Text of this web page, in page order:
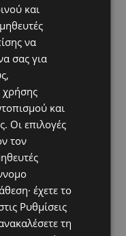
και
να
σας για
χρήσης
και
Οι επιλογές
τον
έχετε το
Ρυθμίσεις
τη